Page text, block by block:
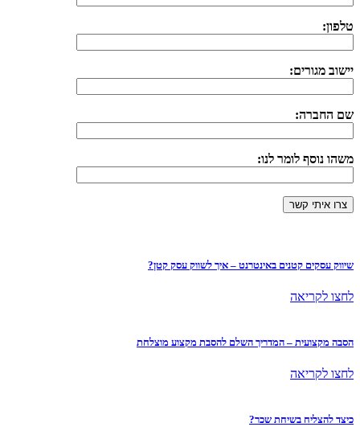
טלפון:
יישוב מגורים:
שם החברה:
משהו נוסף לומר לנו:
שיווק עסקים קטנים באינטרנט – איך לשווק עסק קטן?
לחצו לקריאה
הסבה מקצועית – המדריך השלם להסבת מקצוע מוצלחת
לחצו לקריאה
כיצד להצליח בשיחת שכר?